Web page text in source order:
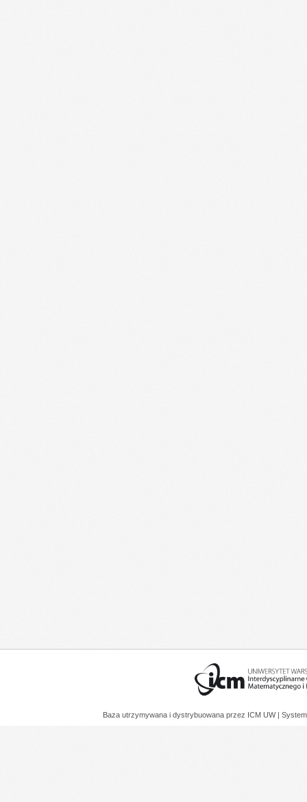
Baza utrzymywana i dystrybuowana przez ICM UW |